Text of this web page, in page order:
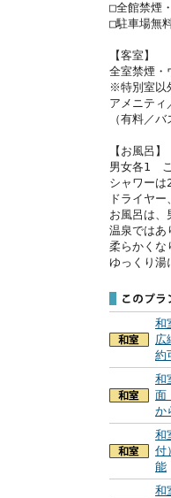
□全館禁煙
□駐車場無
【客室】
全室禁煙
※特別室以
アメニティ
（有料／
【お風呂】
男女各1　
シャワーは
ドライヤ
お風呂は、
温泉ではあ
柔らかくな
ゆっくり湯
和
広
約
和
面
か
和
付
能
和